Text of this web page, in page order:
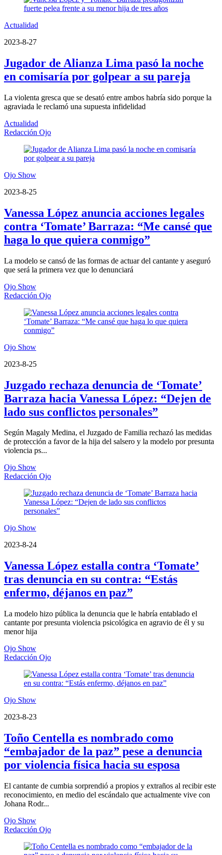
Actualidad
2023-8-27
Jugador de Alianza Lima pasó la noche
en comisaría por golpear a su pareja
La violenta gresca que se desató entre ambos habría sido porque la
agraviada le reclamó una supuesta infidelidad
Actualidad
Redacción Ojo
Ojo Show
2023-8-25
Vanessa López anuncia acciones legales
contra ‘Tomate’ Barraza: “Me cansé que
haga lo que quiera conmigo”
La modelo se cansó de las formas de actuar del cantante y aseguró
que será la primera vez que lo denunciará
Ojo Show
Redacción Ojo
Ojo Show
2023-8-25
Juzgado rechaza denuncia de ‘Tomate’
Barraza hacia Vanessa López: “Dejen de
lado sus conflictos personales”
Según Magaly Medina, el Juzgado de Familia rechazó las medidas
de protección a favor de la hija del salsero y la modelo por presunta
violencia ps...
Ojo Show
Redacción Ojo
Ojo Show
2023-8-24
Vanessa López estalla contra ‘Tomate’
tras denuncia en su contra: “Estás
enfermo, déjanos en paz”
La modelo hizo pública la denuncia que le habría entablado el
cantante por presunta violencia psicológica en agravio de él y su
menor hija
Ojo Show
Redacción Ojo
Ojo Show
2023-8-23
Toño Centella es nombrado como
“embajador de la paz” pese a denuncia
por violencia física hacia su esposa
El cantante de cumbia sorprendió a propios y extraños al recibir este
reconocimiento, en medio del escándalo que actualmente vive con
Johana Rodr...
Ojo Show
Redacción Ojo